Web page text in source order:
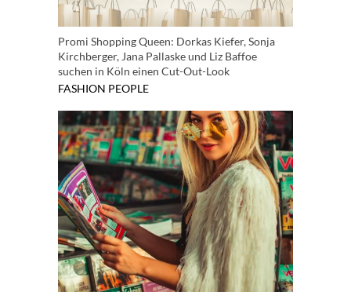
Promi Shopping Queen: Dorkas Kiefer, Sonja
Kirchberger, Jana Pallaske und Liz Baffoe
suchen in Köln einen Cut-Out-Look
FASHION PEOPLE